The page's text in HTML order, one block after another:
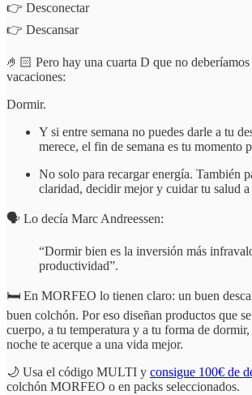
👉 Desconectar
👉 Descansar
🤌🏻 Pero hay una cuarta D que no deberíamos
vacaciones:
Dormir.
Y si entre semana no puedes darle a tu
merece, el fin de semana es tu momento
No solo para recargar energía. También
claridad, decidir mejor y cuidar tu salud
🗣️ Lo decía Marc Andreessen:
“Dormir bien es la inversión más
productividad”.
🛏️ En MORFEO lo tienen claro: un buen
buen colchón. Por eso diseñan productos que
cuerpo, a tu temperatura y a tu forma de dormir,
noche te acerque a una vida mejor.
🌙 Usa el código MULTI y consigue 100€ de
colchón MORFEO o en packs seleccionados.